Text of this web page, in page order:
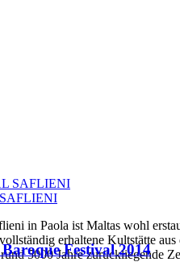
in Paola ist Maltas wohl
erhaltene Kultstätte aus
5000 Jahre zurückliegende
Festival 2014